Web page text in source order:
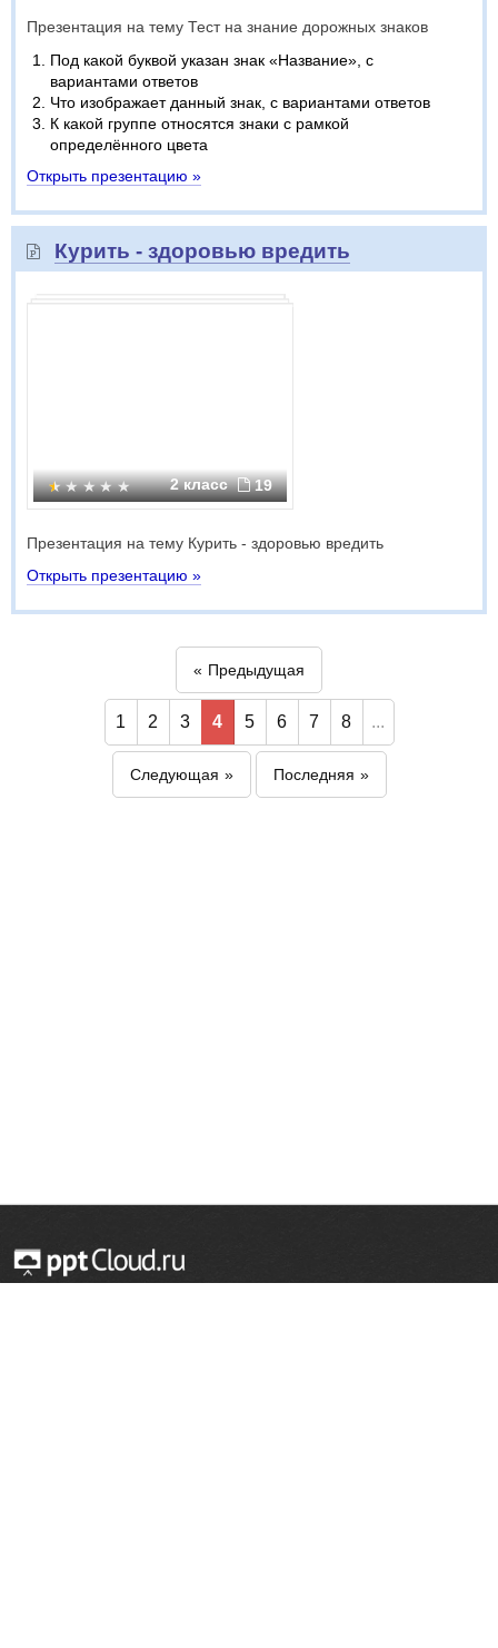
Презентация на тему Тест на знание дорожных знаков
Под какой буквой указан знак «Название», с
вариантами ответов
Что изображает данный знак, с вариантами ответов
К какой группе относятся знаки с рамкой
определённого цвета
Открыть презентацию »
Курить - здоровью вредить
2 класс 19
Презентация на тему Курить - здоровью вредить
Открыть презентацию »
Предыдущая
1 2 3 4 5 6 7 8 ...
Следующая Последняя